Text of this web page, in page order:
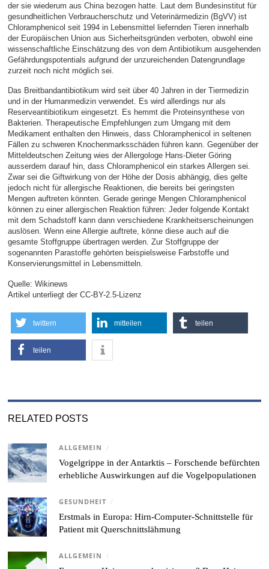
der sie wiederum aus China bezogen hatte. Laut dem Bundesinstitut für
gesundheitlichen Verbraucherschutz und Veterinärmedizin (BgVV) ist
Chloramphenicol seit 1994 in Lebensmittel liefernden Tieren innerhalb
der Europäischen Union aus Sicherheitsgründen verboten, obwohl eine
wissenschaftliche Einschätzung des von dem Antibiotikum ausgehenden
Gefährdungspotentials aufgrund der unzureichenden Datengrundlage
zurzeit noch nicht möglich sei.
Das Breitbandantibiotikum wird seit über 40 Jahren in der Tiermedizin
und in der Humanmedizin verwendet. Es wird allerdings nur als
Reserveantibiotikum eingesetzt. Es hemmt die Proteinsynthese von
Bakterien. Therapeutische Empfehlungen zum Umgang mit dem
Medikament enthalten den Hinweis, dass Chloramphenicol in seltenen
Fällen zu schweren Knochenmarksschäden führen kann. Gegenüber der
Mitteldeutschen Zeitung wies der Allergologe Hans-Dieter Göring
ausserdem darauf hin, dass Chloramphenicol ein starkes Allergen sei.
Zwar sei die Giftwirkung von der Höhe der Dosis abhängig, dies gelte
jedoch nicht für allergische Reaktionen, die bereits bei geringsten
Mengen auftreten könnten. Gerade geringe Mengen Chloramphenicol
können zu einer allergischen Reaktion führen: Jeder folgende Kontakt
mit dem Schadstoff kann dann verschiedene Krankheitserscheinungen
auslösen. Wenn eine Allergie auftrete, könne diese auch auf die
gesamte Stoffgruppe übertragen werden. Zur Stoffgruppe der
sogenannten Parastoffe gehörten beispielsweise Farbstoffe und
Konservierungsmittel in Lebensmitteln.
Quelle: Wikinews
Artikel unterliegt der CC-BY-2.5-Lizenz
twittern mitteilen teilen
teilen
RELATED POSTS
ALLGEMEIN /
Vogelgrippe in der Antarktis – Forschende befürchten
erhebliche Auswirkungen auf die Vogelpopulationen
GESUNDHEIT /
Erstmals in Europa: Hirn-Computer-Schnittstelle für
Patient mit Querschnittslähmung
ALLGEMEIN /